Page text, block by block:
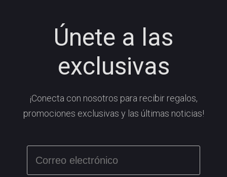
Únete a las
exclusivas
¡Conecta con nosotros para recibir regalos,
promociones exclusivas y las últimas noticias!